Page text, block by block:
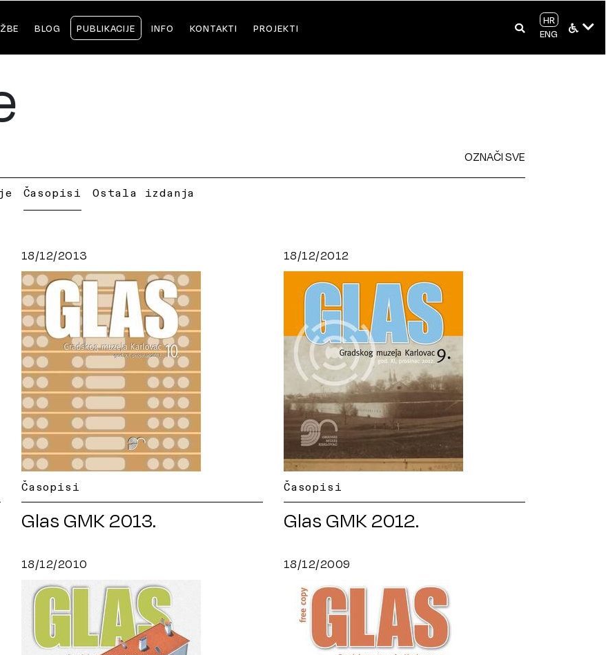
BLOG PUBLIKACIJE INFO KONTAKTI PROJEKTI
HR
ENG
OZNAČI SVE
Časopisi Ostala izdanja
18/12/2013
Časopisi
Glas GMK 2013.
18/12/2012
Časopisi
Glas GMK 2012.
18/12/2010 18/12/2009